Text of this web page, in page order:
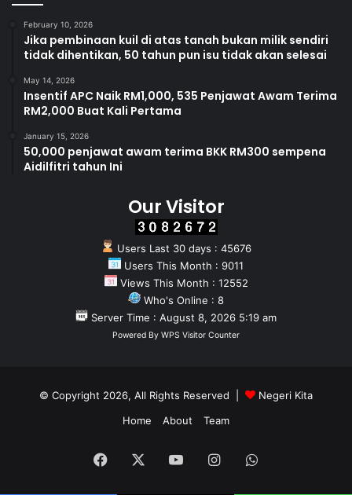
February 10, 2026
Jika pembinaan kuil di atas tanah bukan milik sendiri
tidak dihentikan, 50 tahun pun isu tidak akan selesai
May 14, 2026
Insentif APC Naik RM1,000, 535 Penjawat Awam Terima
RM2,000 Buat Kali Pertama
January 15, 2026
50,000 penjawat awam terima BKK RM300 sempena
Aidilfitri tahun Ini
Our Visitor
Users Last 30 days : 45676
Users This Month : 9011
Views This Month : 12552
Who's Online : 8
Server Time : August 8, 2026 5:19 am
Powered By WPS Visitor Counter
© Copyright 2026, All Rights Reserved |
Negeri Kita
Home
About Team
Facebook YouTubeInstagramWhatsApp